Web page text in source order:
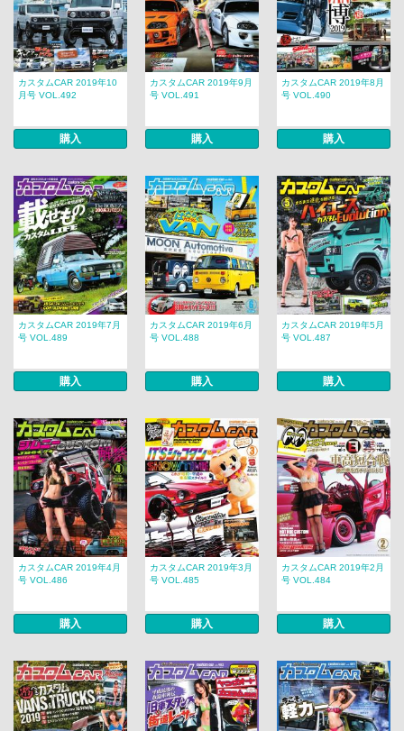
カスタムCAR 2019年10
月号 VOL.492
購入
カスタムCAR 2019年9月
号 VOL.491
購入
カスタムCAR 2019年8月
号 VOL.490
購入
カスタムCAR 2019年7月
号 VOL.489
購入
カスタムCAR 2019年6月
号 VOL.488
購入
カスタムCAR 2019年5月
号 VOL.487
購入
カスタムCAR 2019年4月
号 VOL.486
購入
カスタムCAR 2019年3月
号 VOL.485
購入
カスタムCAR 2019年2月
号 VOL.484
購入